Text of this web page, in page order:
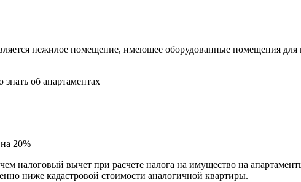
нежилое помещение, имеющее оборудованные помещения
20%
налоговый вычет при расчете налога на имущество на
ниже кадастровой стоимости аналогичной квартиры.